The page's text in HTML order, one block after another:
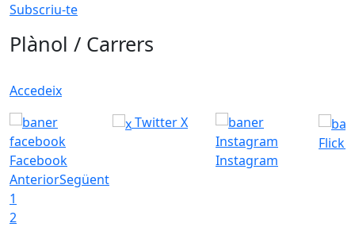
Subscriu-te
Plànol / Carrers
Accedeix
Facebook
Twitter X
Instagram
Flickr
AnteriorSegüent
1
2